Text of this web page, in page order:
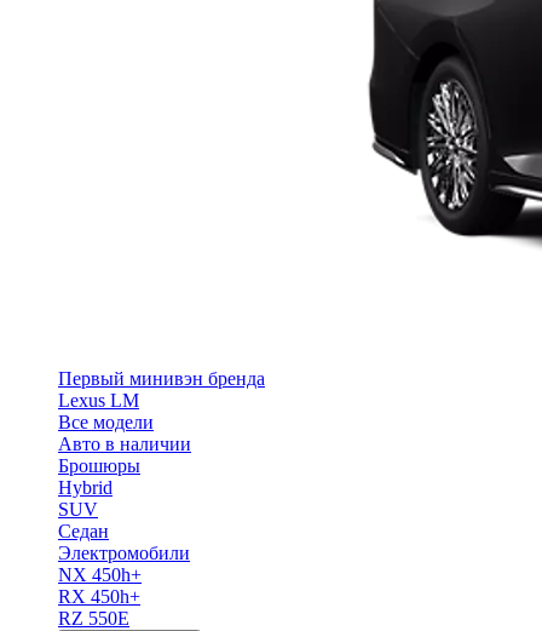
Первый минивэн бренда
Lexus LM
Все модели
Авто в наличии
Брошюры
Hybrid
SUV
Седан
Электромобили
NX 450h+
RX 450h+
RZ 550E